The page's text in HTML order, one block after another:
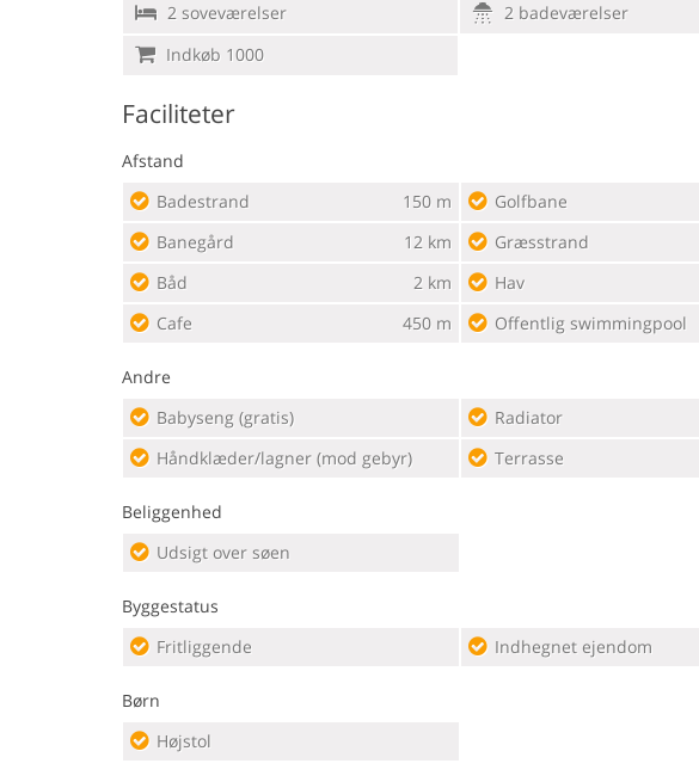
2 soveværelser
2 badeværelser
Indkøb 1000
Faciliteter
Afstand
Badestrand
150 m
Banegård
12 km
Båd
2 km
Cafe
450 m
Golfbane
Græsstrand
Hav
Offentlig swimmingpool
Andre
Babyseng (gratis)
Håndklæder/lagner (mod gebyr)
Radiator
Terrasse
Beliggenhed
Udsigt over søen
Byggestatus
Fritliggende
Indhegnet ejendom
Børn
Højstol